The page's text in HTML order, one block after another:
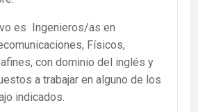
es Ingenieros/as en
Físicos,
con dominio del inglés y
a trabajar en alguno de los
indicados.